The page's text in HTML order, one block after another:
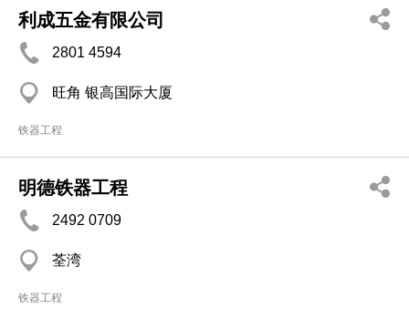
利成五金有限公司
2801 4594
旺角 银高国际大厦
铁器工程
明德铁器工程
2492 0709
荃湾
铁器工程